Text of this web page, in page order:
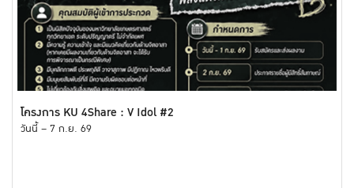
โครงการ KU 4Share : V Idol #2
วันนี้ – 7 ก.ย. 69